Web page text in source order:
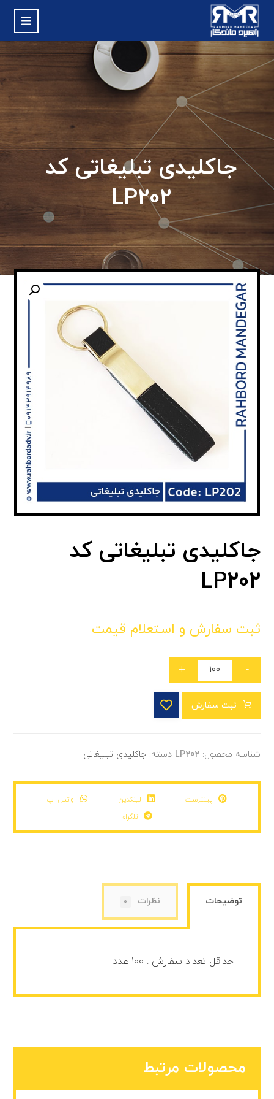
جاکلیدی تبلیغاتی کد
LP202
جاکلیدی تبلیغاتی کد
LP202
ثبت سفارش و استعلام قیمت
-
+
ثبت سفارش
شناسه محصول:LP202 دسته:جاکلیدی تبلیغاتی
پینترست لینکدین
واتس اپ
تلگرام
توضیحات نظرات 0
حداقل تعداد سفارش : 100 عدد
محصولات مرتبط